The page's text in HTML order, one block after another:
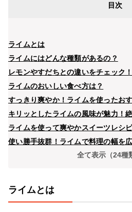
目次
ライムとは
ライムにはどんな種類があるの？
レモンやすだちとの違いをチェック！
ライムのおいしい食べ方は？
すっきり爽やか！ライムを使ったお
キリッとしたライムの風味が魅力！
ライムを使って爽やかスイーツレシ
使い勝手抜群！ライムで料理の幅を
全て表示（24種
ライムとは